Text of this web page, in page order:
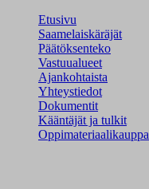
Etusivu
Saamelaiskäräjät
Päätöksenteko
Vastuualueet
Ajankohtaista
Yhteystiedot
Dokumentit
Kääntäjät ja tulkit
Oppimateriaalikauppa